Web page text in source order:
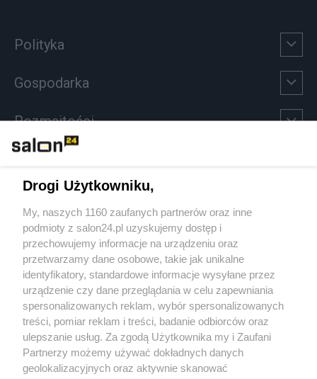
Polityka
Gospodarka
Rozmaitości
Sport
Społeczeństwo
Kultura
X Facebook Instagram Youtube
Drogi Użytkowniku,
My, naszych 1160 zaufanych partnerów oraz inne
podmioty z salon24.pl uzyskujemy dostęp i
przechowujemy informacje na urządzeniu oraz
przetwarzamy dane osobowe, takie jak unikalne
identyfikatory, standardowe informacje wysyłane przez
urządzenie czy dane przeglądania w celu zapewniania
spersonalizowanych reklam, wybór spersonalizowanych
treści, pomiar reklam i treści, badanie odbiorców oraz
ulepszanie usług. Za zgodą Użytkownika my i Zaufani
Partnerzy możemy używać dokładnych danych
geolokalizacyjnych oraz aktywnie skanować